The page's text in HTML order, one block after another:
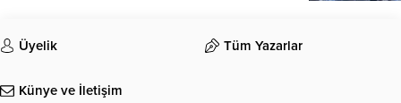
Üyelik Tüm Yazarlar
Künye ve İletişim